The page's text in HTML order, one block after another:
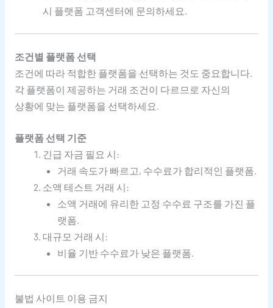
시 플랫폼 고객센터에 문의하세요.
조건별 플랫폼 선택
조건에 따라 적합한 플랫폼을 선택하는 것도 중요합니다.
각 플랫폼이 제공하는 거래 조건이 다르므로 자신의
상황에 맞는 플랫폼을 선택하세요.
플랫폼 선택 기준
긴급 자금 필요 시:
거래 속도가 빠르고, 수수료가 합리적인 플랫폼.
소액 테스트 거래 시:
소액 거래에 유리한 고정 수수료 구조를 가진 플
랫폼.
대규모 거래 시:
비율 기반 수수료가 낮은 플랫폼.
불법 사이트 이용 금지